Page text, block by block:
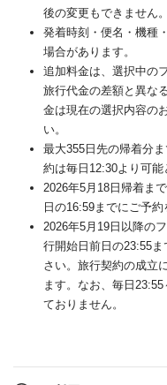
後の変更もできません。
発着時刻・便名・機種
場合があります。
追加料金は、選択中の
旅行代金の差額と異な
金は現在の選択内容の
い。
最大355日先の帰着分
約は毎日12:30より可能
2026年5月18日帰着ま
日の16:59までにご予約
2026年5月19日以降の
行開始日前日の23:55
さい。旅行契約の成立
ます。なお、毎日
ておりません。